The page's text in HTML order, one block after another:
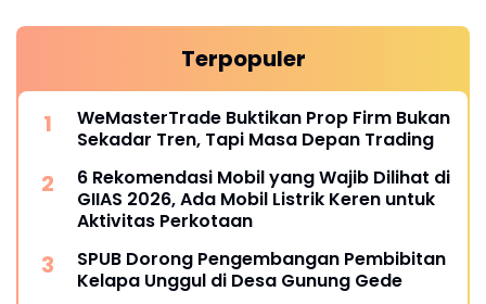
Terpopuler
WeMasterTrade Buktikan Prop Firm Bukan
Sekadar Tren, Tapi Masa Depan Trading
6 Rekomendasi Mobil yang Wajib Dilihat di
GIIAS 2026, Ada Mobil Listrik Keren untuk
Aktivitas Perkotaan
SPUB Dorong Pengembangan Pembibitan
Kelapa Unggul di Desa Gunung Gede